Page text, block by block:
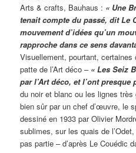
Arts & crafts, Bauhaus : « Une
tenait compte du passé, dit Le
mouvement d’idées qu’un
rapproche dans ce sens
Visuellement, pourtant,
patte de l’Art déco – « Les Seiz
par l’Art déco, et l’ont presque
du noir et blanc ou les lignes
bien sûr par un chef d’œuvre, le
dessiné en 1933 par Olivier
sublimes, sur les quais de
pas partie – d’après Le Couédic